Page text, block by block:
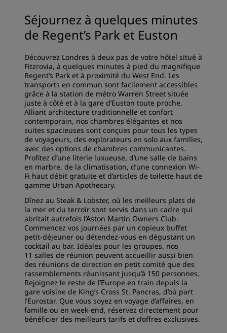
Séjournez à quelques minutes
de Regent’s Park et Euston
Découvrez Londres à deux pas de votre hôtel situé à
Fitzrovia, à quelques minutes à pied du magnifique
Regent’s Park et à proximité du West End. Les
transports en commun sont facilement accessibles
grâce à la station de métro Warren Street située
juste à côté et à la gare d’Euston toute proche.
Alliant architecture traditionnelle et confort
contemporain, nos chambres élégantes et nos
suites spacieuses sont conçues pour tous les types
de voyageurs, des explorateurs en solo aux familles,
avec des options de chambres communicantes.
Profitez d’une literie luxueuse, d’une salle de bains
en marbre, de la climatisation, d’une connexion Wi-
Fi haut débit gratuite et d’articles de toilette haut de
gamme Urban Apothecary.
Dînez au Steak & Lobster, où les meilleurs plats de
la mer et du terroir sont servis dans un cadre qui
abritait autrefois l’Aston Martin Owners Club.
Commencez vos journées par un copieux buffet
petit-déjeuner ou détendez-vous en dégustant un
cocktail au bar. Idéales pour les groupes, nos
11 salles de réunion peuvent accueillir aussi bien
des réunions de direction en petit comité que des
rassemblements réunissant jusqu’à 150 personnes.
Rejoignez le reste de l’Europe en train depuis la
gare voisine de King’s Cross St. Pancras, d’où part
l’Eurostar. Que vous soyez en voyage d’affaires, en
famille ou en week-end, réservez directement pour
bénéficier des meilleurs tarifs et d’offres exclusives.